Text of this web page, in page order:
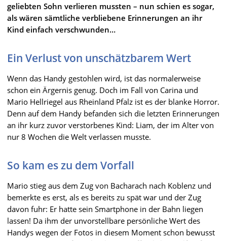
geliebten Sohn verlieren mussten – nun schien es sogar,
als wären sämtliche verbliebene Erinnerungen an ihr
Kind einfach verschwunden…
Ein Verlust von unschätzbarem Wert
Wenn das Handy gestohlen wird, ist das normalerweise
schon ein Ärgernis genug. Doch im Fall von Carina und
Mario Hellriegel aus Rheinland Pfalz ist es der blanke Horror.
Denn auf dem Handy befanden sich die letzten Erinnerungen
an ihr kurz zuvor verstorbenes Kind: Liam, der im Alter von
nur 8 Wochen die Welt verlassen musste.
So kam es zu dem Vorfall
Mario stieg aus dem Zug von Bacharach nach Koblenz und
bemerkte es erst, als es bereits zu spät war und der Zug
davon fuhr: Er hatte sein Smartphone in der Bahn liegen
lassen! Da ihm der unvorstellbare persönliche Wert des
Handys wegen der Fotos in diesem Moment schon bewusst